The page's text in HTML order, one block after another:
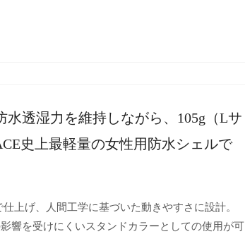
水透湿力を維持しながら、105g（Lサ
史上最軽量の女性用防水シェルで
上げ、人間工学に基づいた動きやすさに設計。
響を受けにくいスタンドカラーとしての使用が可